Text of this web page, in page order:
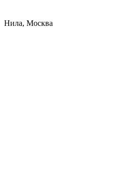
Нила, Москва